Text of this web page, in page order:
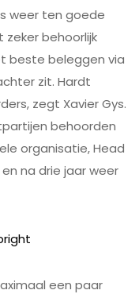
weer ten goede
behoorlijk
beste beleggen via
zit. Hardt
zegt Xavier Gys.
behoorden
organisatie, Head
na drie jaar weer
een paar